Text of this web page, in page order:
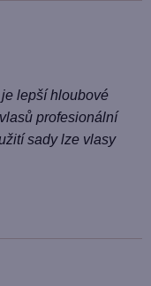
lepší hloubové
profesionální
sady lze vlasy